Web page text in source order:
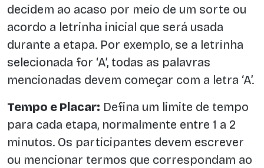
decidem ao acaso por meio de um sorte ou
acordo a letrinha inicial que será usada
durante a etapa. Por exemplo, se a letrinha
selecionada for ‘A’, todas as palavras
mencionadas devem começar com a letra ‘A’.
Tempo e Placar: Defina um limite de tempo
para cada etapa, normalmente entre 1 a 2
minutos. Os participantes devem escrever
ou mencionar termos que correspondam ao